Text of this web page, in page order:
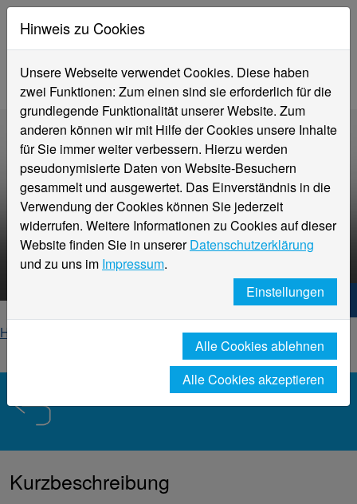
Verfahrenstechnik, Teilzeit
(B.Eng.)
Hochschule Niederrhein. Dein Weg.
Home
Studienangebot
Verfahrenstechnik, Teilzeit (B.Eng.)
Kurzbeschreibung
Hinweis zu Cookies
Unsere Webseite verwendet Cookies. Diese haben
zwei Funktionen: Zum einen sind sie erforderlich für die
grundlegende Funktionalität unserer Website. Zum
anderen können wir mit Hilfe der Cookies unsere Inhalte
für Sie immer weiter verbessern. Hierzu werden
pseudonymisierte Daten von Website-Besuchern
gesammelt und ausgewertet. Das Einverständnis in die
Verwendung der Cookies können Sie jederzeit
widerrufen. Weitere Informationen zu Cookies auf dieser
Website finden Sie in unsererDatenschutzerklärung
und zu uns im Impressum.
Einstellungen
Alle Cookies ablehnen
Alle Cookies akzeptieren